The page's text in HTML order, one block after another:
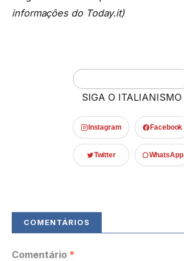
informações do Today.it)
SIGA O ITALIANISMO
Instagram Facebook
Twitter WhatsApp
Comentário *